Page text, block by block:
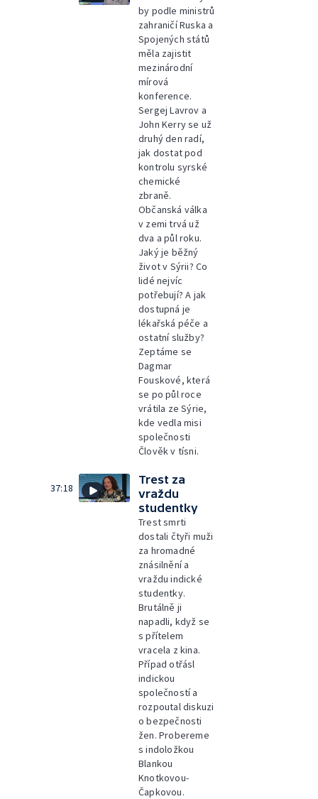
by podle ministrů
zahraničí Ruska a
Spojených států
měla zajistit
mezinárodní
mírová
konference.
Sergej Lavrov a
John Kerry se už
druhý den radí,
jak dostat pod
kontrolu syrské
chemické
zbraně.
Občanská válka
v zemi trvá už
dva a půl roku.
Jaký je běžný
život v Sýrii? Co
lidé nejvíc
potřebují? A jak
dostupná je
lékařská péče a
ostatní služby?
Zeptáme se
Dagmar
Fouskové, která
se po půl roce
vrátila ze Sýrie,
kde vedla misi
společnosti
Člověk v tísni.
37:18
Trest za
vraždu
studentky
Trest smrti
dostali čtyři muži
za hromadné
znásilnění a
vraždu indické
studentky.
Brutálně ji
napadli, když se
s přítelem
vracela z kina.
Případ otřásl
indickou
společností a
rozpoutal diskuzi
o bezpečnosti
žen. Probereme
s indoložkou
Blankou
Knotkovou-
Čapkovou.